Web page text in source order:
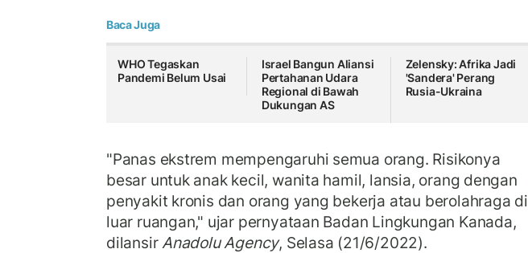
Baca Juga
WHO Tegaskan
Pandemi Belum Usai
Israel Bangun Aliansi
Pertahanan Udara
Regional di Bawah
Dukungan AS
Zelensky: Afrika Jadi
'Sandera' Perang
Rusia-Ukraina
"Panas ekstrem mempengaruhi semua orang. Risikonya
besar untuk anak kecil, wanita hamil, lansia, orang dengan
penyakit kronis dan orang yang bekerja atau berolahraga di
luar ruangan," ujar pernyataan Badan Lingkungan Kanada,
dilansirAnadolu Agency, Selasa (21/6/2022).